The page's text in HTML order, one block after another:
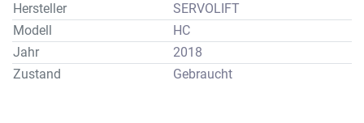
Hersteller
SERVOLIFT
Modell
HC
Jahr
2018
Zustand
Gebraucht